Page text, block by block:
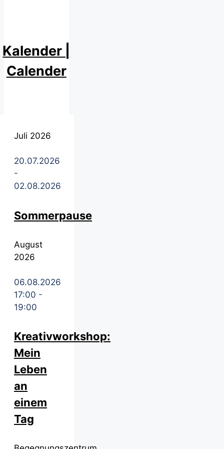
Kalender |
Calender
Juli 2026
20.07.2026
-
02.08.2026
Sommerpause
August
2026
06.08.2026
17:00 -
19:00
Kreativworkshop:
Mein
Leben
an
einem
Tag